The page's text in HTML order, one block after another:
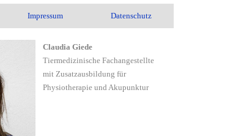
Impressum Datenschutz
Claudia Giede
Tiermedizinische Fachangestellte
mit Zusatzausbildung für
Physiotherapie und Akupunktur